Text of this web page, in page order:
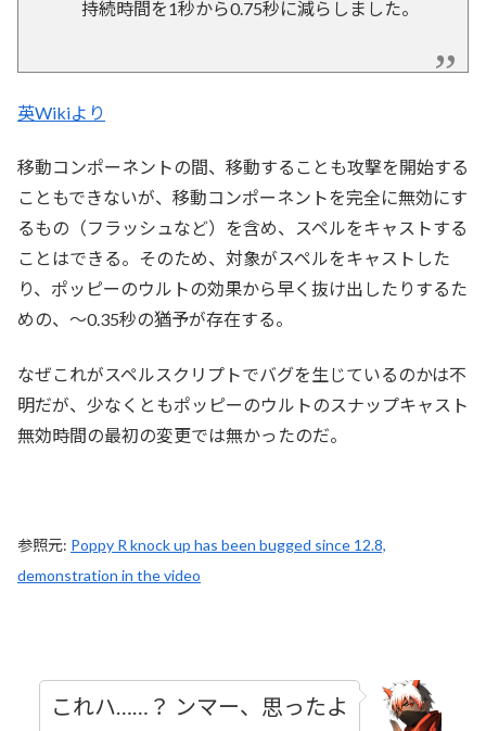
持続時間を1秒から0.75秒に減らしました。
英Wikiより
移動コンポーネントの間、移動することも攻撃を開始する
こともできないが、移動コンポーネントを完全に無効にす
るもの（フラッシュなど）を含め、スペルをキャストする
ことはできる。そのため、対象がスペルをキャストした
り、ポッピーのウルトの効果から早く抜け出したりするた
めの、～0.35秒の猶予が存在する。
なぜこれがスペルスクリプトでバグを生じているのかは不
明だが、少なくともポッピーのウルトのスナップキャスト
無効時間の最初の変更では無かったのだ。
参照元: Poppy R knock up has been bugged since 12.8,
demonstration in the video
これハ……？ ンマー、思ったよ